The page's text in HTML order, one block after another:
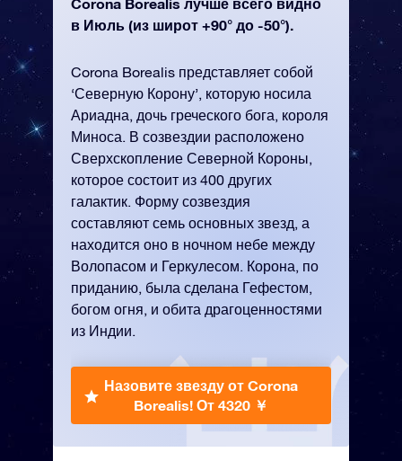
в Июль (из широт +90° до -50°).
Corona Borealis представляет собой
‘Северную Корону’, которую носила
Ариадна, дочь греческого бога, короля
Миноса. В созвездии расположено
Сверхскопление Северной Короны,
которое состоит из 400 других
галактик. Форму созвездия
составляют семь основных звезд, а
находится оно в ночном небе между
Волопасом и Геркулесом. Корона, по
приданию, была сделана Гефестом,
богом огня, и обита драгоценностями
из Индии.
Назовите звезду от Corona
Borealis! От 4320 ￥